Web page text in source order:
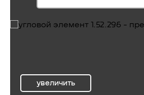
увеличить